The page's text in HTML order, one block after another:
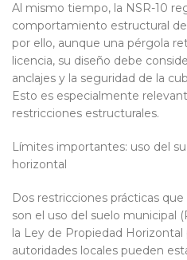
Al mismo tiempo, la NSR-10
comportamiento estructural
por ello, aunque una pérgola
licencia, su diseño debe
anclajes y la seguridad de la
Esto es especialmente
restricciones estructurales.
Límites importantes: uso del
horizontal
Dos restricciones prácticas
son el uso del suelo municipal
la Ley de Propiedad Horizontal
autoridades locales pueden